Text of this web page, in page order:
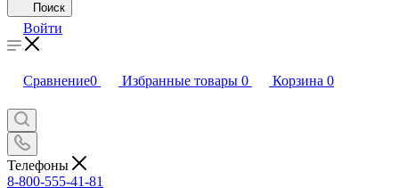
Поиск
Войти
Сравнение0 Избранные товары 0 Корзина 0
Телефоны
8-800-555-41-81